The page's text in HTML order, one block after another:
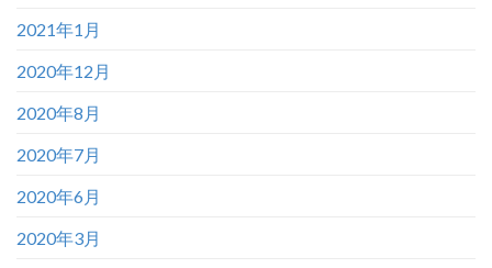
2021年1月
2020年12月
2020年8月
2020年7月
2020年6月
2020年3月